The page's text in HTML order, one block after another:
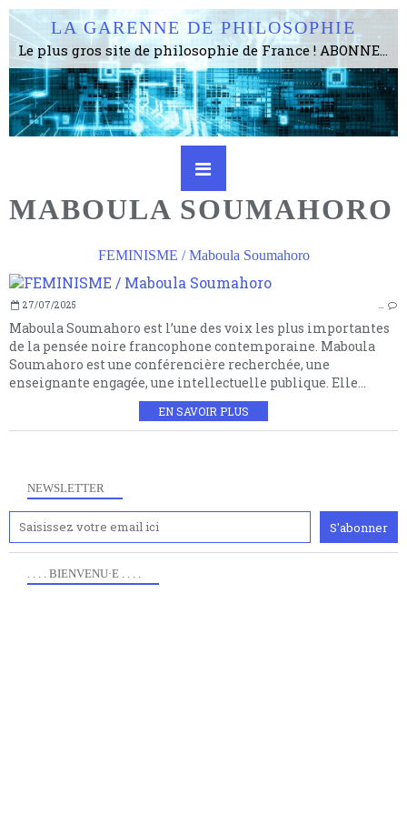
LA GARENNE DE PHILOSOPHIE
Le plus gros site de philosophie de France ! ABONNEZ-VOUS ! 4115 Articles, 1634 abonné·e·s, depuis 2006 . . . . . . . . 2 852 214 pages vues jusqu'à présent. Prestance et être apte à un plus grand nombre de choses.
MABOULA SOUMAHORO
FEMINISME / Maboula Soumahoro
27/07/2025 …
Maboula Soumahoro est l’une des voix les plus importantes
de la pensée noire francophone contemporaine. Maboula
Soumahoro est une conférencière recherchée, une
enseignante engagée, une intellectuelle publique. Elle...
EN SAVOIR PLUS
NEWSLETTER
. . . . BIENVENU·E . . . .